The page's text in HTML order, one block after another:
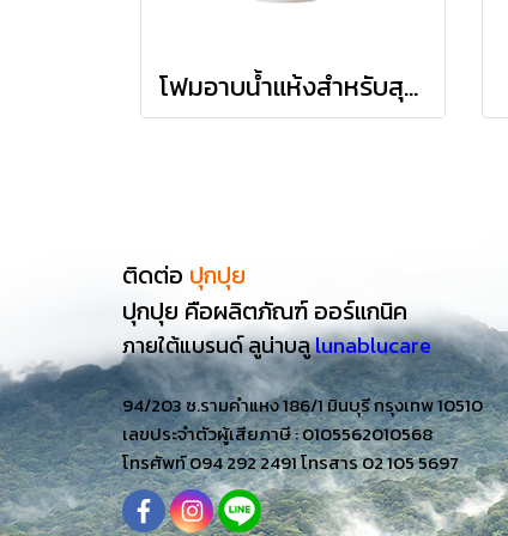
โฟมอาบน้ำแห้งสำหรับสุนัข Dog Foam
ติดต่อ ปุกปุย
ปุกปุย คือผลิตภัณฑ์ ออร์แกนิค
ภายใต้แบรนด์ลูน่าบลูlunablucare
94/203 ซ.รามคำแหง 186/1 มินบุรี กรุงเทพ 10510
เลขประจำตัวผู้เสียภาษี : 0105562010568
โทรศัพท์ 094 292 2491 โทรสาร 02 105 5697